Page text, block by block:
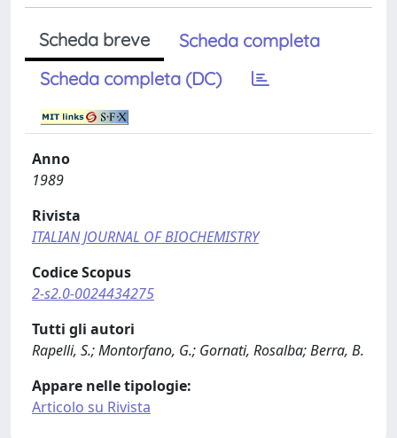
Scheda breve
Scheda completa
Scheda completa (DC)
Anno
1989
Rivista
ITALIAN JOURNAL OF BIOCHEMISTRY
Codice Scopus
2-s2.0-0024434275
Tutti gli autori
Rapelli, S.; Montorfano, G.; Gornati, Rosalba; Berra, B.
Appare nelle tipologie:
Articolo su Rivista